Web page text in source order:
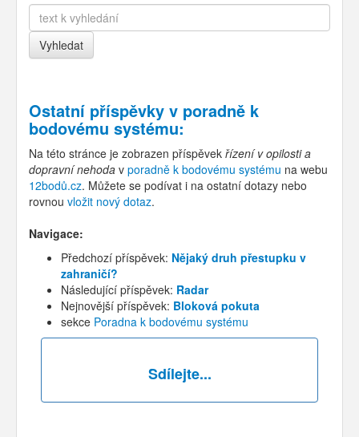
Ostatní příspěvky v poradně k
bodovému systému:
Na této stránce je zobrazen příspěvek řízení v opilosti a
dopravní nehoda v poradně k bodovému systému na webu
12bodů.cz. Můžete se podívat i na ostatní dotazy nebo
rovnou vložit nový dotaz.
Navigace:
Předchozí příspěvek: Nějaký druh přestupku v
zahraničí?
Následující příspěvek: Radar
Nejnovější příspěvek: Bloková pokuta
sekce Poradna k bodovému systému
Sdílejte...